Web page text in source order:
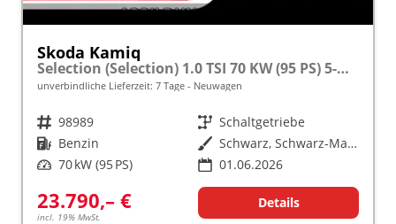
Skoda Kamiq
Selection (Selection) 1.0 TSI 70 KW (95 PS) 5-Gang Schaltgetriebe
unverbindliche Lieferzeit: 7 Tage Neuwagen
Fahrzeugnr. 98989 Getriebe Schaltgetriebe
Kraftstoff Benzin Außenfarbe
Schwarz, Schwarz-Magic Perleffekt (1Z)
Leistung 70 kW (95 PS) 01.06.2026
23.790,– €
incl. 19% MwSt.
Details